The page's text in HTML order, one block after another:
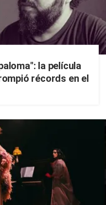
la película
récords en el